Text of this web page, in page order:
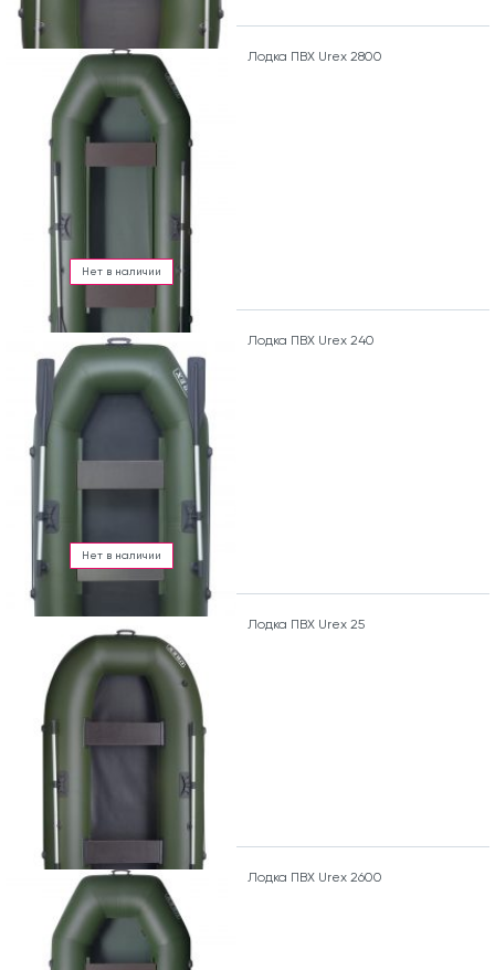
Нет в наличии
Лодка ПВХ Urex 2800
Нет в наличии
Лодка ПВХ Urex 240
Лодка ПВХ Urex 25
Лодка ПВХ Urex 2600